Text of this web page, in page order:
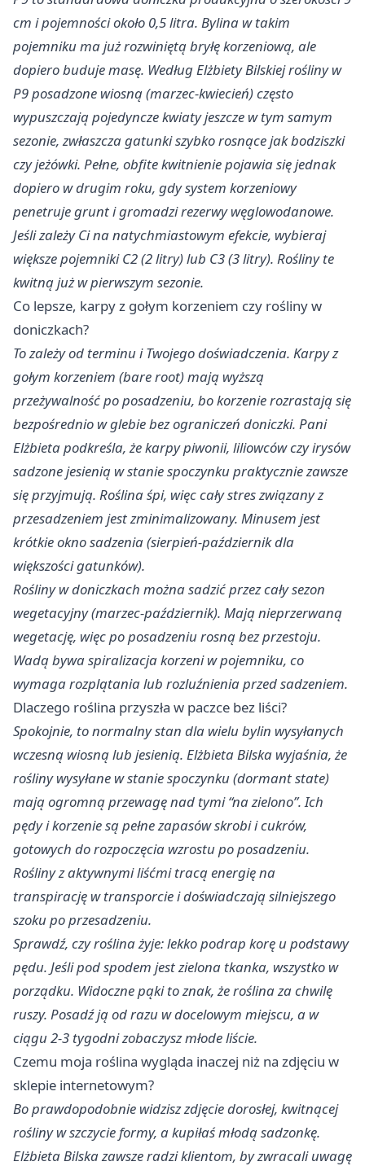
cm i pojemności około 0,5 litra. Bylina w takim
pojemniku ma już rozwiniętą bryłę korzeniową, ale
dopiero buduje masę. Według Elżbiety Bilskiej rośliny w
P9 posadzone wiosną (marzec-kwiecień) często
wypuszczają pojedyncze kwiaty jeszcze w tym samym
sezonie, zwłaszcza gatunki szybko rosnące jak bodziszki
czy jeżówki. Pełne, obfite kwitnienie pojawia się jednak
dopiero w drugim roku, gdy system korzeniowy
penetruje grunt i gromadzi rezerwy węglowodanowe.​
Jeśli zależy Ci na natychmiastowym efekcie, wybieraj
większe pojemniki C2 (2 litry) lub C3 (3 litry). Rośliny te
kwitną już w pierwszym sezonie.
Co lepsze, karpy z gołym korzeniem czy rośliny w
doniczkach?
To zależy od terminu i Twojego doświadczenia. Karpy z
gołym korzeniem (bare root) mają wyższą
przeżywalność po posadzeniu, bo korzenie rozrastają się
bezpośrednio w glebie bez ograniczeń doniczki. Pani
Elżbieta podkreśla, że karpy piwonii, liliowców czy irysów
sadzone jesienią w stanie spoczynku praktycznie zawsze
się przyjmują. Roślina śpi, więc cały stres związany z
przesadzeniem jest zminimalizowany. Minusem jest
krótkie okno sadzenia (sierpień-październik dla
większości gatunków).​
Rośliny w doniczkach można sadzić przez cały sezon
wegetacyjny (marzec-październik). Mają nieprzerwaną
wegetację, więc po posadzeniu rosną bez przestoju.
Wadą bywa spiralizacja korzeni w pojemniku, co
wymaga rozplątania lub rozluźnienia przed sadzeniem.
Dlaczego roślina przyszła w paczce bez liści?
Spokojnie, to normalny stan dla wielu bylin wysyłanych
wczesną wiosną lub jesienią. Elżbieta Bilska wyjaśnia, że
rośliny wysyłane w stanie spoczynku (dormant state)
mają ogromną przewagę nad tymi “na zielono”. Ich
pędy i korzenie są pełne zapasów skrobi i cukrów,
gotowych do rozpoczęcia wzrostu po posadzeniu.
Rośliny z aktywnymi liśćmi tracą energię na
transpirację w transporcie i doświadczają silniejszego
szoku po przesadzeniu.
Sprawdź, czy roślina żyje: lekko podrap korę u podstawy
pędu. Jeśli pod spodem jest zielona tkanka, wszystko w
porządku. Widoczne pąki to znak, że roślina za chwilę
ruszy. Posadź ją od razu w docelowym miejscu, a w
ciągu 2-3 tygodni zobaczysz młode liście.
Czemu moja roślina wygląda inaczej niż na zdjęciu w
sklepie internetowym?
Bo prawdopodobnie widzisz zdjęcie dorosłej, kwitnącej
rośliny w szczycie formy, a kupiłaś młodą sadzonkę.
Elżbieta Bilska zawsze radzi klientom, by zwracali uwagę